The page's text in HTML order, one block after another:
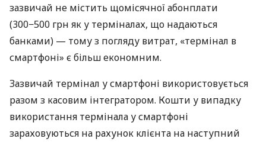
зазвичай не містить щомісячної абонплати
(300−500 грн як у терміналах, що надаються
банками) — тому з погляду витрат, «термінал в
смартфоні» є більш економним.
Зазвичай термінал у смартфоні використовується
разом з касовим інтегратором. Кошти у випадку
використання термінала у смартфоні
зараховуються на рахунок клієнта на наступний